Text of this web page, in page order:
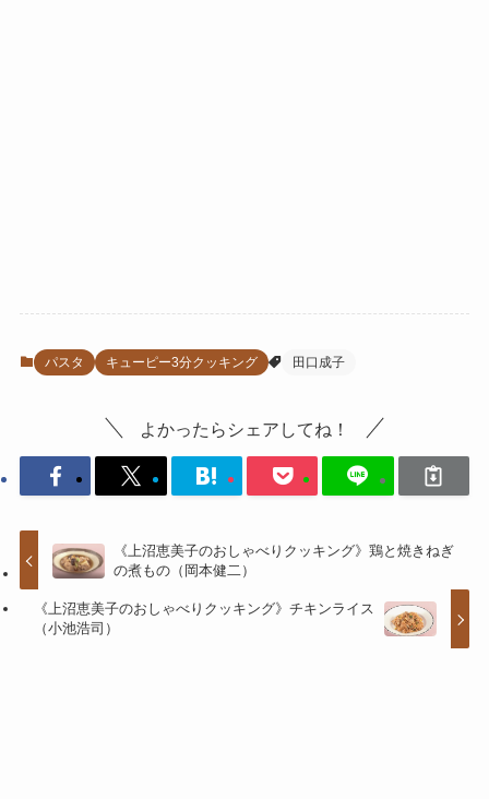
パスタ キューピー3分クッキング 田口成子
よかったらシェアしてね！
《上沼恵美子のおしゃべりクッキング》鶏と焼きねぎ
の煮もの（岡本健二）
《上沼恵美子のおしゃべりクッキング》チキンライス
（小池浩司）